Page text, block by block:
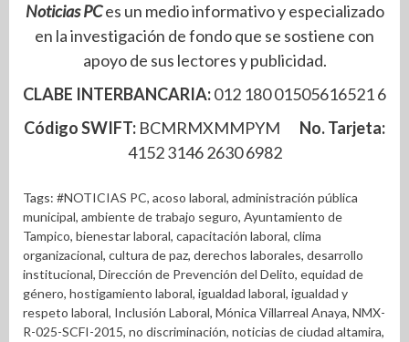
Noticias PCes un medio informativo y especializado
en la investigación de fondo que se sostiene con
apoyo de sus lectores y publicidad.
CLABE INTERBANCARIA:012 180 01505616521 6
Código SWIFT: BCMRMXMMPYM No. Tarjeta:
4152 3146 2630 6982
Tags: #NOTICIAS PC, acoso laboral, administración pública
municipal, ambiente de trabajo seguro, Ayuntamiento de
Tampico, bienestar laboral, capacitación laboral, clima
organizacional, cultura de paz, derechos laborales, desarrollo
institucional, Dirección de Prevención del Delito, equidad de
género, hostigamiento laboral, igualdad laboral, igualdad y
respeto laboral, Inclusión Laboral, Mónica Villarreal Anaya, NMX-
R-025-SCFI-2015, no discriminación, noticias de ciudad altamira,